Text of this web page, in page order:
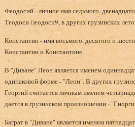
Феодосий - личное имя седьмого,
Теодоси ()еодоси9, в других грузинских
Константин - имя восьмого, десятого и
Константин и Константине.
В "Диване" Леон является именем
одинаковой форме - "Леон". В других
Георгий считается личным именем
дается в грузинском произношении -
Баграт в "Диване" является именем